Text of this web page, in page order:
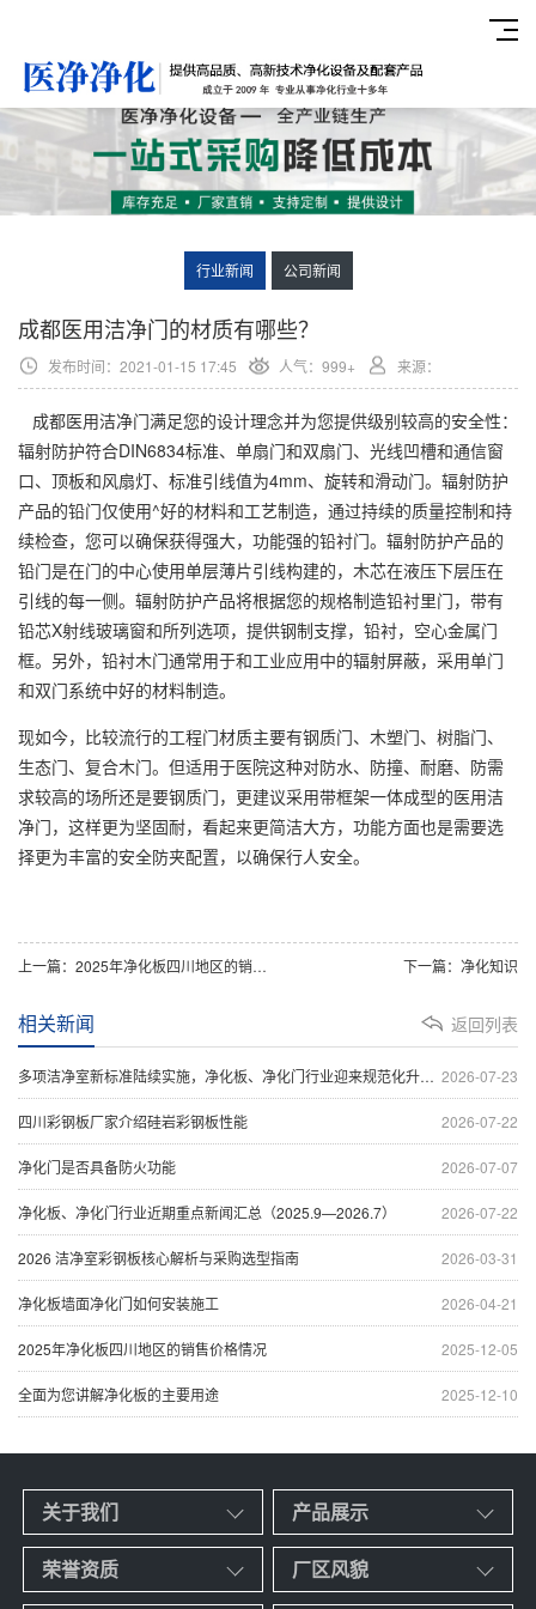
行业新闻 公司新闻
成都医用洁净门的材质有哪些？
发布时间：2021-01-15 17:45 人气：999+ 来源：
成都医用洁净门满足您的设计理念并为您提供级别较高的安全性：
辐射防护符合DIN6834标准、单扇门和双扇门、光线凹槽和通信窗
口、顶板和风扇灯、标准引线值为4mm、旋转和滑动门。辐射防护
产品的铅门仅使用^好的材料和工艺制造，通过持续的质量控制和持
续检查，您可以确保获得强大，功能强的铅衬门。辐射防护产品的
铅门是在门的中心使用单层薄片引线构建的，木芯在液压下层压在
引线的每一侧。辐射防护产品将根据您的规格制造铅衬里门，带有
铅芯X射线玻璃窗和所列选项，提供钢制支撑，铅衬，空心金属门
框。另外，铅衬木门通常用于和工业应用中的辐射屏蔽，采用单门
和双门系统中好的材料制造。
现如今，比较流行的工程门材质主要有钢质门、木塑门、树脂门、
生态门、复合木门。但适用于医院这种对防水、防撞、耐磨、防需
求较高的场所还是要钢质门，更建议采用带框架一体成型的医用洁
净门，这样更为坚固耐，看起来更简洁大方，功能方面也是需要选
择更为丰富的安全防夹配置，以确保行人安全。
上一篇：2025年净化板四川地区的销售价格情况 下一篇：净化知识
返回列表
相关新闻
2026-07-23
多项洁净室新标准陆续实施，净化板、净化门行业迎来规范化升级浪潮
2026-07-22
四川彩钢板厂家介绍硅岩彩钢板性能
2026-07-07
净化门是否具备防火功能
2026-07-22
净化板、净化门行业近期重点新闻汇总（2025.9—2026.7）
2026-03-31
2026 洁净室彩钢板核心解析与采购选型指南
2026-04-21
净化板墙面净化门如何安装施工
2025-12-05
2025年净化板四川地区的销售价格情况
2025-12-10
全面为您讲解净化板的主要用途
关于我们 产品展示
荣誉资质 厂区风貌